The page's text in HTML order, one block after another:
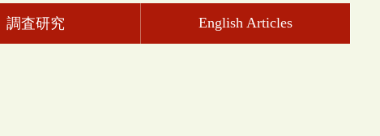
調査研究 English Articles